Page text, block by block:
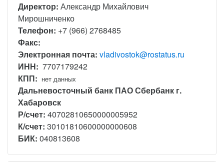
Директор: Александр Михайлович
Мирошниченко
Телефон: +7 (966) 2768485
Факс:
Электронная почта: vladivostok@rostatus.ru
ИНН: 7707179242
КПП: нет данных
Дальневосточный банк ПАО Сбербанк г.
Хабаровск
Р/счет: 40702810650000005952
К/счет: 30101810600000000608
БИК: 040813608